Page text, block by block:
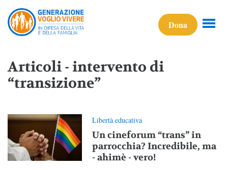
Dona
Articoli - intervento di
“transizione”
Libertà educativa
Un cineforum “trans” in
parrocchia? Incredibile, ma
- ahimè - vero!